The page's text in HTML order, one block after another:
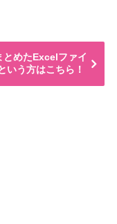
とめたExcelファイ
いう方はこちら！